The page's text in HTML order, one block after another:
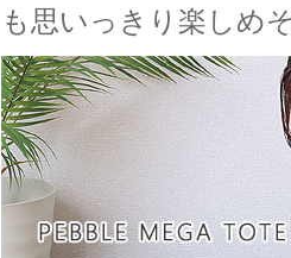
も思いっきり楽しめ